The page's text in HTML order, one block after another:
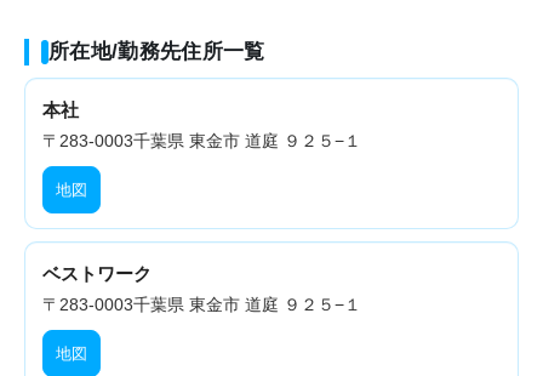
所在地/勤務先住所一覧
本社
〒283-0003千葉県 東金市 道庭 ９２５−１
地図
ベストワーク
〒283-0003千葉県 東金市 道庭 ９２５−１
地図